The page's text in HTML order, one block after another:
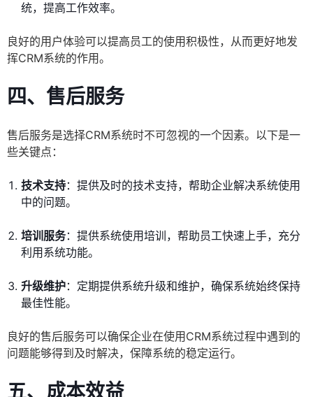
统，提高工作效率。
良好的用户体验可以提高员工的使用积极性，从而更好地发
挥CRM系统的作用。
四、售后服务
售后服务是选择CRM系统时不可忽视的一个因素。以下是一
些关键点：
技术支持：提供及时的技术支持，帮助企业解决系统使用
中的问题。
培训服务：提供系统使用培训，帮助员工快速上手，充分
利用系统功能。
升级维护：定期提供系统升级和维护，确保系统始终保持
最佳性能。
良好的售后服务可以确保企业在使用CRM系统过程中遇到的
问题能够得到及时解决，保障系统的稳定运行。
五、成本效益